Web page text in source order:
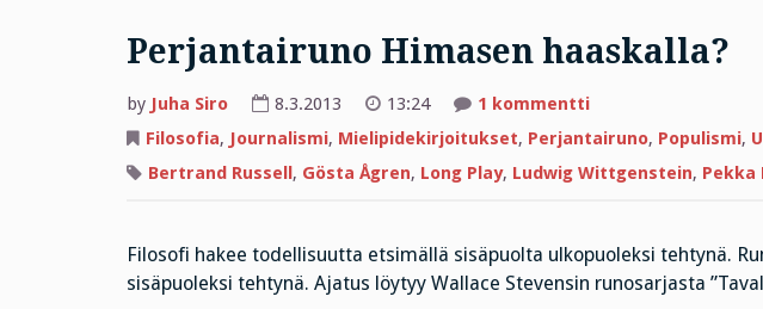
Perjantairuno Himasen haaskalla?
by Juha Siro 8.3.2013 13:24 1 kommenttiartikkeliin
Himasen
haaskalla?
Filosofia, Journalismi, Mielipidekirjoitukset, Perjantairuno, Populismi,
Bertrand Russell, Gösta Ågren, Long Play, Ludwig Wittgenstein, Pekka
Filosofi hakee todellisuutta etsimällä sisäpuolta ulkopuoleksi tehtynä.
sisäpuoleksi tehtynä. Ajatus löytyy Wallace Stevensin runosarjasta